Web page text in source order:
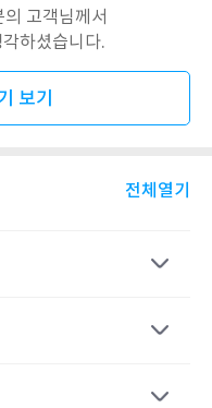
의 고객님께서
하셨습니다.
보기
전체열기